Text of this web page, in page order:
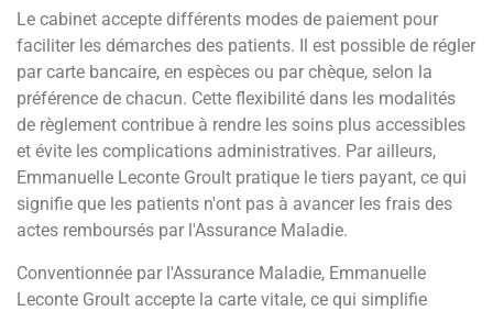
Le cabinet accepte différents modes de paiement pour
faciliter les démarches des patients. Il est possible de régler
par carte bancaire, en espèces ou par chèque, selon la
préférence de chacun. Cette flexibilité dans les modalités
de règlement contribue à rendre les soins plus accessibles
et évite les complications administratives. Par ailleurs,
Emmanuelle Leconte Groult pratique le tiers payant, ce qui
signifie que les patients n'ont pas à avancer les frais des
actes remboursés par l'Assurance Maladie.
Conventionnée par l'Assurance Maladie, Emmanuelle
Leconte Groult accepte la carte vitale, ce qui simplifie